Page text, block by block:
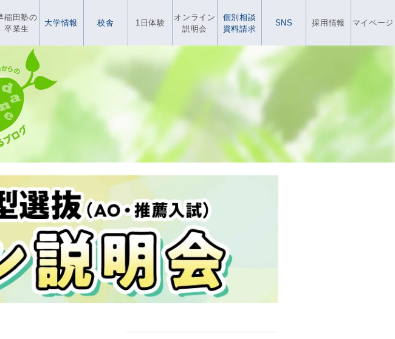
稲田塾の
卒業生
大学情報 校舎 1日体験
オンライン
説明会
個別相談
資料請求
SNS 採用情報 マイページ